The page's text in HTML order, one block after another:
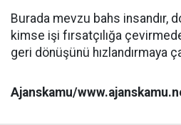
Burada mevzu bahs insandır,
kimse işi fırsatçılığa
geri dönüşünü hızlandırmaya
Ajanskamu/